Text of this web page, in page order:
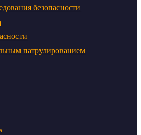
безопасности
патрулированием